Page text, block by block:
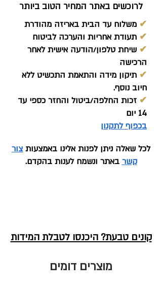
לרוכשים באתר המחיר הטוב ביותר
✔ משלוח עד הבית באריזה מהודרת
✔ תעודת אחריות והערכה לביטוח
✔ שיחת טלפון/הודעה אישית לאחר
הרכישה
✔ תיקון מידה והתאמת התכשיט ללא
חיוב נוסף.
✔ זכות החלפה/ביטול והחזר כספי עד
14 יום
בכפוף לתקנון
לכל שאלה ניתן לפנות אלינו באמצעות צור
קשר באתר ונשמח לענות בהקדם.
קונים טבעת? היכנסו לטבלת המידות
מוצרים דומים